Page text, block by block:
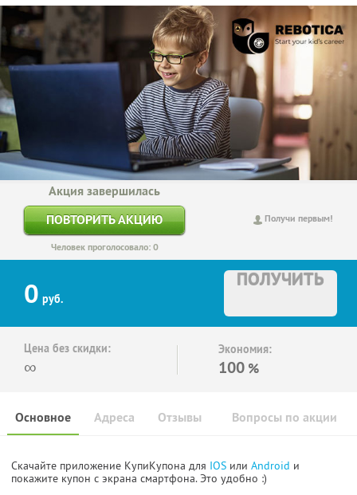
Получи первым!
Акция завершилась
ПОВТОРИТЬ АКЦИЮ
Человек проголосовало: 0
0 руб.
ПОЛУЧИТЬ
Цена без скидки:
∞
Экономия:
100 %
Основное Отзывы Вопросы по акции
Адреса
Скачайте приложение КупиКупона для IOS или Android и
покажите купон с экрана смартфона. Это удобно :)